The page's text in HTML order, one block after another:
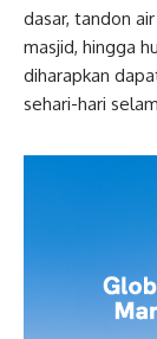
dasar, tandon
masjid, hingga
diharapkan
sehari-hari